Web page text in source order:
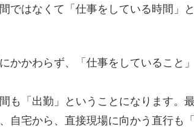
ではなくて「仕事をしている時間」
かかわらず、「仕事をしていること
も「出勤」ということになります。
自宅から、直接現場に向かう直行も